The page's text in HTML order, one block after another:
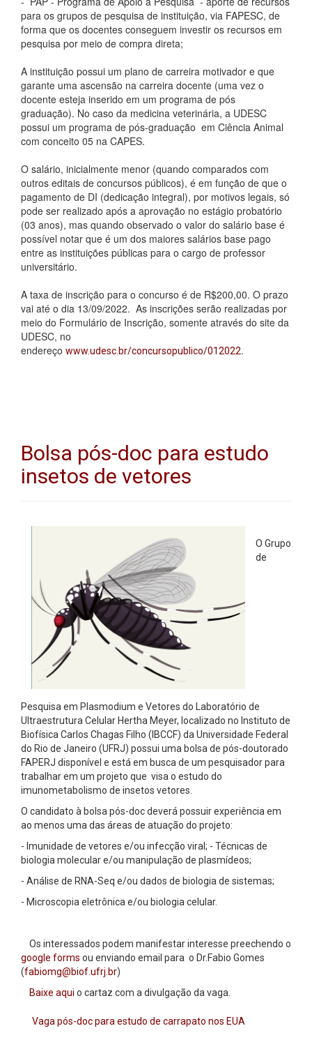
para os grupos de pesquisa de instituição, via FAPESC, de
forma que os docentes conseguem investir os recursos em
pesquisa por meio de compra direta;
A instituição possui um plano de carreira motivador e que
garante uma ascensão na carreira docente (uma vez o
docente esteja inserido em um programa de pós
graduação). No caso da medicina veterinária, a UDESC
possui um programa de pós-graduação em Ciência Animal
com conceito 05 na CAPES.
O salário, inicialmente menor (quando comparados com
outros editais de concursos públicos), é em função de que o
pagamento de DI (dedicação integral), por motivos legais, só
pode ser realizado após a aprovação no estágio probatório
(03 anos), mas quando observado o valor do salário base é
possível notar que é um dos maiores salários base pago
entre as instituições públicas para o cargo de professor
universitário.
A taxa de inscrição para o concurso é de R$200,00. O prazo
vai até o dia 13/09/2022. As inscrições serão realizadas por
meio do Formulário de Inscrição, somente através do site da
UDESC, no
endereço www.udesc.br/concursopublico/012022.
Bolsa pós-doc para estudo
insetos de vetores
O Grupo
de
Pesquisa em Plasmodium e Vetores do Laboratório de
Ultraestrutura Celular Hertha Meyer, localizado no Instituto de
Biofísica Carlos Chagas Filho (IBCCF) da Universidade Federal
do Rio de Janeiro (UFRJ) possui uma bolsa de pós-doutorado
FAPERJ disponível e está em busca de um pesquisador para
trabalhar em um projeto que visa o estudo do
imunometabolismo de insetos vetores.
O candidato à bolsa pós-doc deverá possuir experiência em
ao menos uma das áreas de atuação do projeto:
- Imunidade de vetores e/ou infecção viral; - Técnicas de
biologia molecular e/ou manipulação de plasmídeos;
- Análise de RNA-Seq e/ou dados de biologia de sistemas;
- Microscopia eletrônica e/ou biologia celular.
Os interessados podem manifestar interesse preechendo o
google forms ou enviando email para o Dr.Fabio Gomes
(fabiomg@biof.ufrj.br)
Baixe aqui o cartaz com a divulgação da vaga.
Vaga pós-doc para estudo de carrapato nos EUA